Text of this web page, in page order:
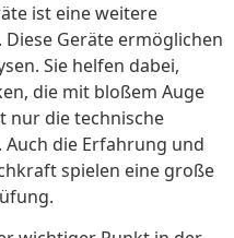
ist eine weitere
Geräte ermöglichen
Sie helfen dabei,
die mit bloßem Auge
nur die technische
die Erfahrung und
spielen eine große